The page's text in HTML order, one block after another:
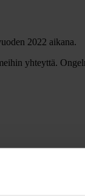
2022 aikana.
yhteyttä.